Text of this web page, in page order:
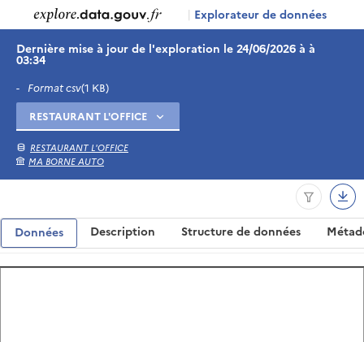
| Explorateur de données
Dernière mise à jour de l'exploration le 24/06/2026 à à
03:34
- Format csv(1 KB)
RESTAURANT L'OFFICE
MA BORNE AUTO
Données Description Structure de données